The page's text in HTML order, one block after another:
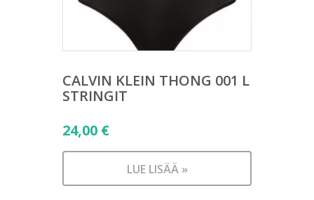
CALVIN KLEIN THONG 001 L
STRINGIT
24,00 €
LUE LISÄÄ »